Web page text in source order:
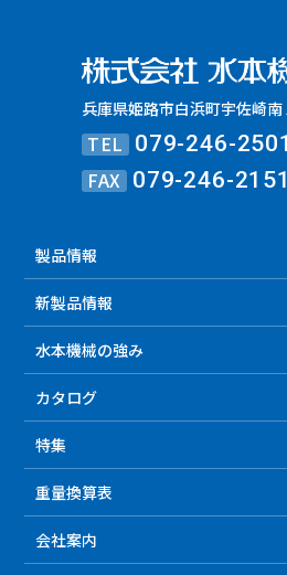
兵庫県姫路市白浜町宇佐崎
TEL 079-246-
FAX 079-246-2151
製品情報
新製品情報
水本機械の強み
カタログ
特集
重量換算表
会社案内